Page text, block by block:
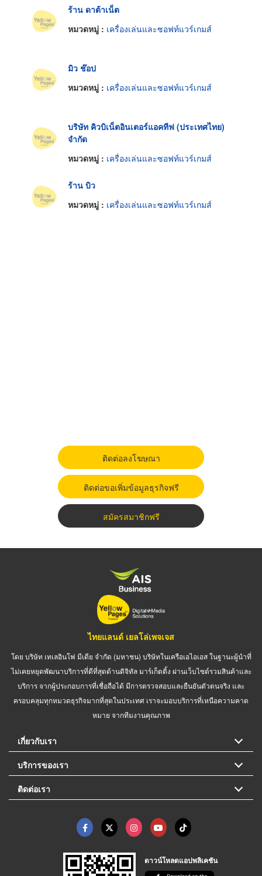
ร้าน ดาต้าเน็ต
หมวดหมู่ : เครื่องเล่นและซอฟท์แวร์เกมส์
มิว ช๊อป
หมวดหมู่ : เครื่องเล่นและซอฟท์แวร์เกมส์
บริษัท คิวบิเน็ตอินเตอร์แอคทีฟ (ประเทศไทย)
จำกัด
หมวดหมู่ : เครื่องเล่นและซอฟท์แวร์เกมส์
ร้าน บิว
หมวดหมู่ : เครื่องเล่นและซอฟท์แวร์เกมส์
ติดต่อลงโฆษณา
ติดต่อขอเพิ่มข้อมูลธุรกิจฟรี
สมัครสมาชิกฟรี
ไทยแลนด์ เยลโล่เพจเจส
โดย บริษัท เทเลอินโฟ มีเดีย จำกัด (มหาชน) บริษัทในเครือเอไอเอส ในฐานะผู้นำที่
ไม่เคยหยุดพัฒนาบริการที่ดีที่สุดด้านดิจิทัล มาร์เก็ตติ้ง ผ่านเว็บไซต์รวมสินค้าและ
บริการ จากผู้ประกอบการที่เชื่อถือได้ มีการตรวจสอบและยืนยันตัวตนจริง และ
ครอบคลุมทุกหมวดธุรกิจมากที่สุดในประเทศ เราจะมอบบริการที่เหนือความคาด
หมาย จากทีมงานคุณภาพ
เกี่ยวกับเรา
บริการของเรา
ติดต่อเรา
ดาวน์โหลดแอปพลิเคชัน